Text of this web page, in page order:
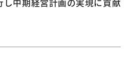
中期経営計画の実現に貢献